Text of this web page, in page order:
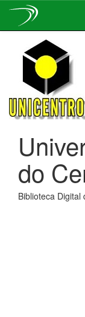
navigation
do
Biblioteca Digital